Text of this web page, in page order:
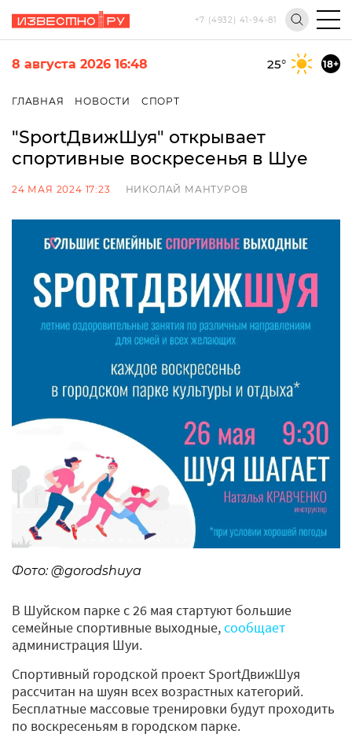
+7 (4932) 41-94-81
8 августа 2026 16:48 25° 18+
ГЛАВНАЯ НОВОСТИ СПОРТ
"SportДвижШуя" открывает
спортивные воскресенья в Шуе
24 МАЯ 2024 17:23 НИКОЛАЙ МАНТУРОВ
Фото: @gorodshuya
В Шуйском парке с 26 мая стартуют большие
семейные спортивные выходные,сообщает
администрация Шуи.
Спортивный городской проект SportДвижШуя
рассчитан на шуян всех возрастных категорий.
Бесплатные массовые тренировки будут проходить
по воскресеньям в городском парке.